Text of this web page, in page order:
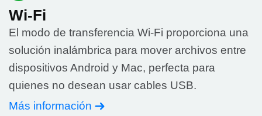
Wi-Fi
El modo de transferencia Wi-Fi proporciona una
solución inalámbrica para mover archivos entre
dispositivos Android y Mac, perfecta para
quienes no desean usar cables USB.
Más información